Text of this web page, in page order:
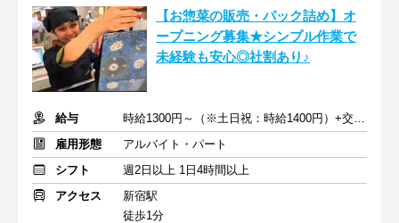
【お惣菜の販売・パック詰め】オ
ープニング募集★シンプル作業で
未経験も安心◎社割あり♪
給与
時給1300円～（※土日祝：時給1400円）+交通費支給
雇用形態
アルバイト・パート
シフト
週2日以上 1日4時間以上
アクセス
新宿駅
徒歩1分